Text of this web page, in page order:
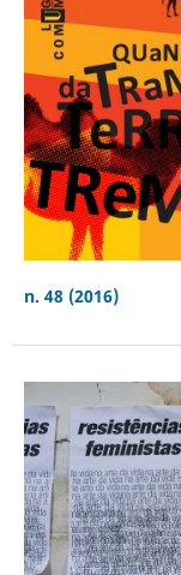
n. 48 (2016)